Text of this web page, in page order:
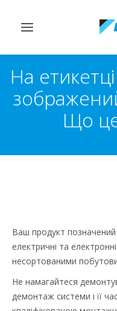
Перемикнути
На
Що
Ваш продукт
електричні та
несортованими
Не намагайтеся
демонтаж системи і її